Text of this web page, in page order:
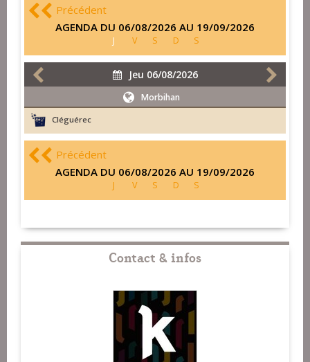
Précédent
AGENDA DU 06/08/2026 AU 19/09/2026
J V S D S
Jeu 06/08/2026
Morbihan
Cléguérec
Précédent
AGENDA DU 06/08/2026 AU 19/09/2026
J V S D S
Contact & infos